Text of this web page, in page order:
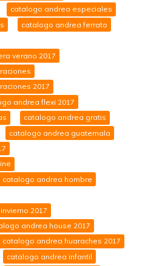
catalogo andrea especiales
catalogo andrea ferrato
verano 2017
2017
andrea flexi 2017
catalogo andrea gratis
catalogo andrea guatemala
catalogo andrea hombre
2017
andrea house 2017
catalogo andrea huaraches 2017
catalogo andrea infantil